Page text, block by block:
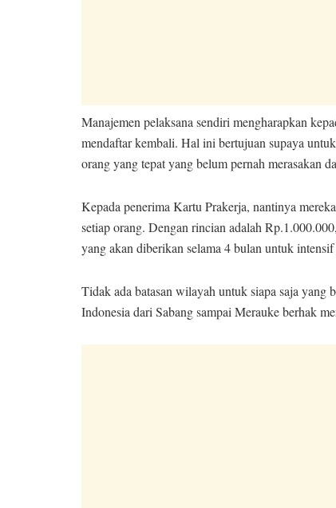
Manajemen pelaksana sendiri mengharapkan
mendaftar kembali. Hal ini bertujuan supaya
orang yang tepat yang belum pernah merasakan
Kepada penerima Kartu Prakerja, nantinya
setiap orang. Dengan rincian adalah
yang akan diberikan selama 4 bulan untuk
Tidak ada batasan wilayah untuk siapa saja yang
Indonesia dari Sabang sampai Merauke berhak